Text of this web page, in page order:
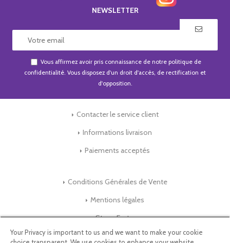
NEWSLETTER
Vous affirmez avoir pris connaissance de notre politique de
confidentialité. Vous disposez d'un droit d'accès, de rectification et
d'opposition.
Contacter le service client
Informations livraison
Paiements acceptés
Conditions Générales de Vente
Mentions légales
Store-Factory
Your Privacy is important to us and we want to make your cookie